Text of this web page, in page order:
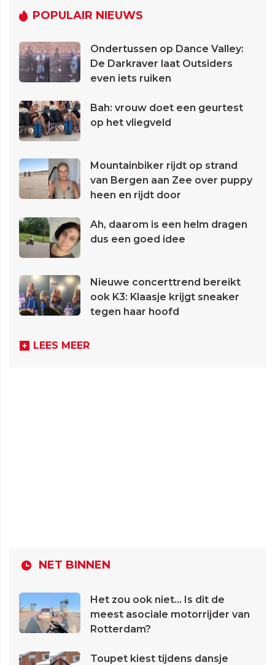
POPULAIR NIEUWS
Ondertussen op Dance Valley:
De Darkraver laat Outsiders
even iets ruiken
Bah: vrouw doet een geurtest
op het vliegveld
Mountainbiker rijdt op strand
van Bergen aan Zee over puppy
heen en rijdt door
Ah, daarom is een helm dragen
dus een goed idee
Nieuwe concerttrend bereikt
ook K3: Klaasje krijgt sneaker
tegen haar hoofd
LEES MEER
NET BINNEN
Het zou ook niet... Is dit de
meest asociale motorrijder van
Rotterdam?
Toupet kiest tijdens dansje